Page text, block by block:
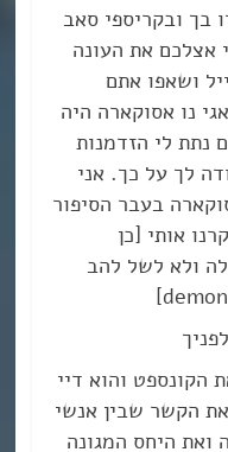
בך ובקריספי סאב
אצלכם את העונה
ושאפו אתם
נו אסוקארה היה
נתת לי הזדמנות
לך על כך. אני
בעבר הסיפור
אותי [כן
ולא לשל להב
הקונספט והוא דיי
את הקשר שבין אנשי
ואת היחס המגונה